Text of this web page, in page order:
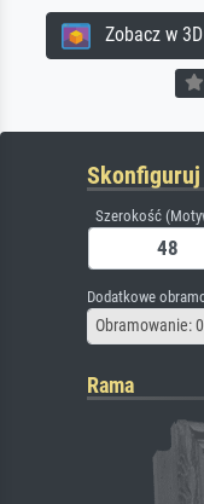
Zobacz w
Szerokość
Dodatkowe
Obramowanie:
Rama